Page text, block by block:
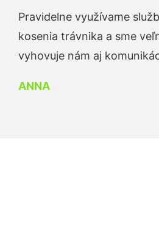
Pravidelne využívame
kosenia trávnika a sme
vyhovuje nám aj
ANNA